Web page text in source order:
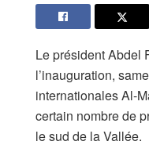
Le président Abdel
l’inauguration,
internationales Al-
certain nombre de
le sud de la Vallée.